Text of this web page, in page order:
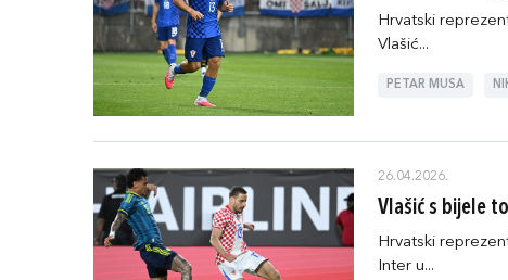
Hrvatski
Vlašić...
PETAR MUSA
26.04.2026.
Vlašić s bijele
Hrvatski
Inter u...